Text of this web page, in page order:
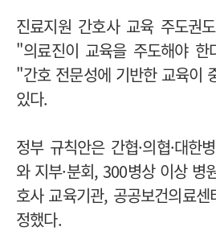
진료지원 간호사 교육 주도권
"의료진이 교육을 주도해야
"간호 전문성에 기반한 교육이
있다.
정부 규칙안은 간협·의협·대한
와 지부·분회, 300병상 이상 병
호사 교육기관, 공공보건의료
정했다.